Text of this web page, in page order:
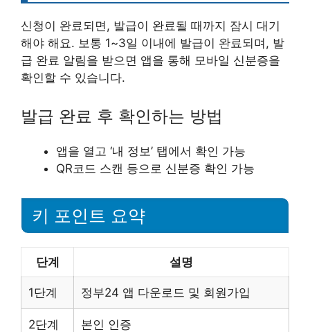
신청이 완료되면, 발급이 완료될 때까지 잠시 대기
해야 해요. 보통 1~3일 이내에 발급이 완료되며, 발
급 완료 알림을 받으면 앱을 통해 모바일 신분증을
확인할 수 있습니다.
발급 완료 후 확인하는 방법
앱을 열고 ‘내 정보’ 탭에서 확인 가능
QR코드 스캔 등으로 신분증 확인 가능
키 포인트 요약
단계 설명
1단계 정부24 앱 다운로드 및 회원가입
2단계 본인 인증